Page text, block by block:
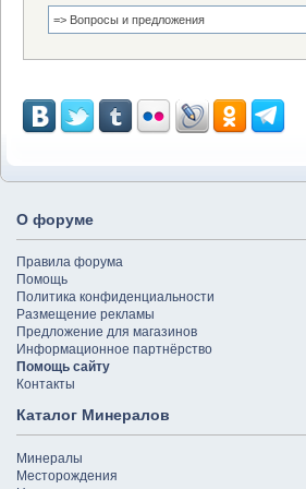
О форуме
Правила форума
Помощь
Политика конфиденциальности
Размещение рекламы
Предложение для магазинов
Информационное партнёрство
Помощь сайту
Контакты
Каталог Минералов
Минералы
Месторождения